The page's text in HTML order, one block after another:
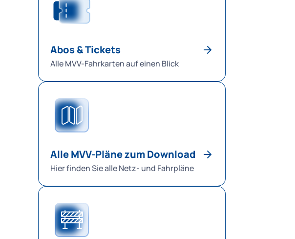
Abos & Tickets
Alle MVV-Fahrkarten auf einen Blick
Alle MVV-Pläne zum Download
Hier finden Sie alle Netz- und Fahrpläne